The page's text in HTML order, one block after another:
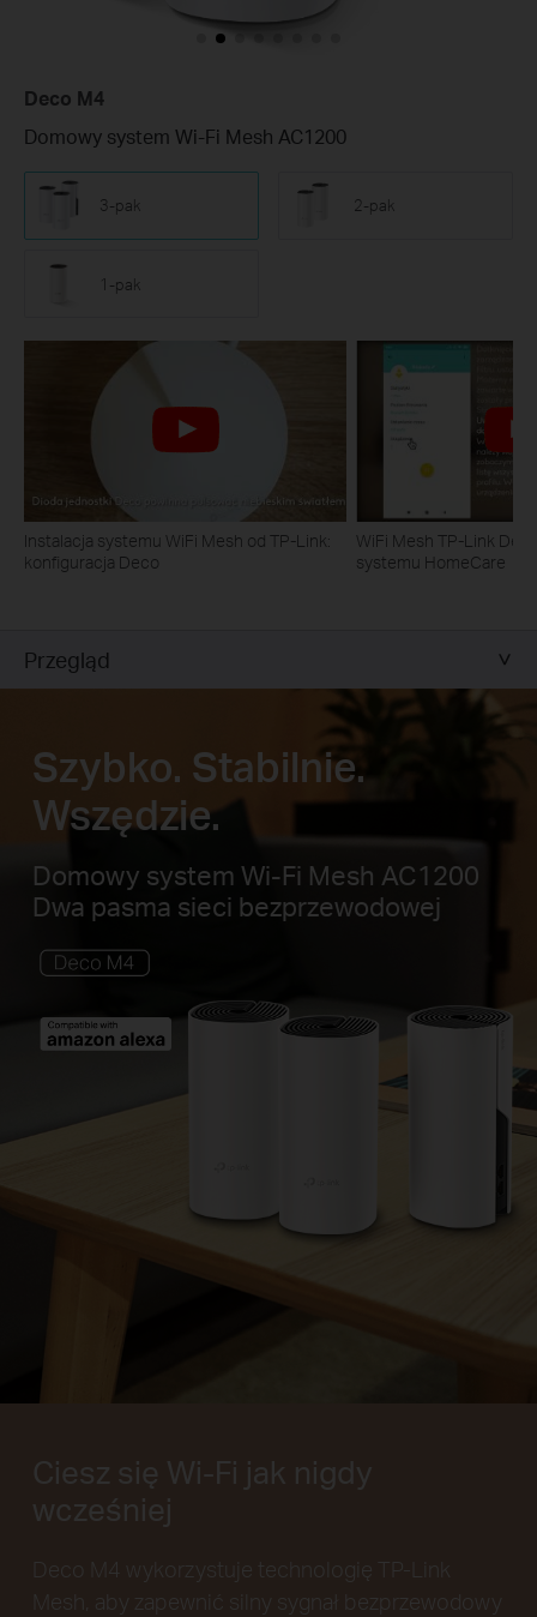
Deco M4
Domowy system Wi-Fi Mesh AC1200
3-pak 2-pak
1-pak
Instalacja systemu WiFi Mesh od TP-Link:
konfiguracja Deco
WiFi Mesh TP-Link
systemu HomeCare
Przegląd
Szybko. Stabilnie.
Wszędzie.
Domowy system Wi-Fi Mesh AC1200
Dwa pasma sieci bezprzewodowej
Ciesz się Wi-Fi jak nigdy
wcześniej
Deco M4 wykorzystuje technologię TP-Link
Mesh, aby zapewnić silny sygnał bezprzewodowy